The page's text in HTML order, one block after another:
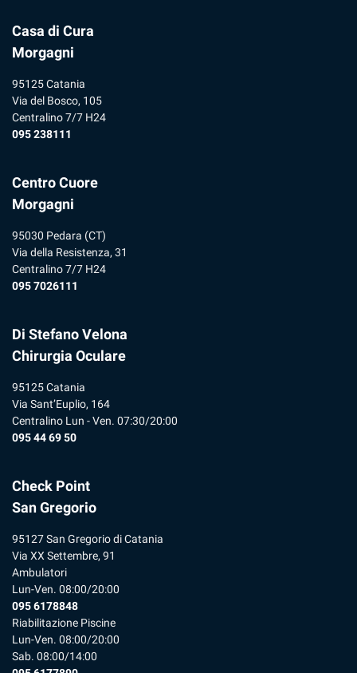
Casa di Cura
Morgagni
95125 Catania
Via del Bosco, 105
Centralino 7/7 H24
095 238111
Centro Cuore
Morgagni
95030 Pedara (CT)
Via della Resistenza, 31
Centralino 7/7 H24
095 7026111
Di Stefano Velona
Chirurgia Oculare
95125 Catania
Via Sant’Euplio, 164
Centralino Lun - Ven. 07:30/20:00
095 44 69 50
Check Point
San Gregorio
95127 San Gregorio di Catania
Via XX Settembre, 91
Ambulatori
Lun-Ven. 08:00/20:00
095 6178848
Riabilitazione Piscine
Lun-Ven. 08:00/20:00
Sab. 08:00/14:00